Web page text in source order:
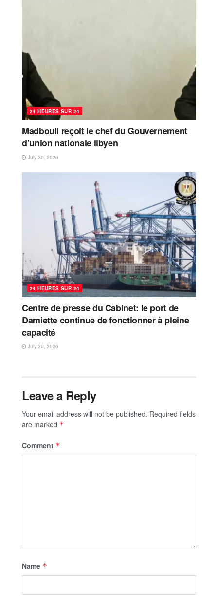
24 HEURES SUR 24
Madbouli reçoit le chef du Gouvernement
d’union nationale libyen
July 30, 2026
24 HEURES SUR 24
Centre de presse du Cabinet: le port de
Damiette continue de fonctionner à pleine
capacité
July 30, 2026
Leave a Reply
Your email address will not be published. Required fields
are marked *
Comment *
Name *